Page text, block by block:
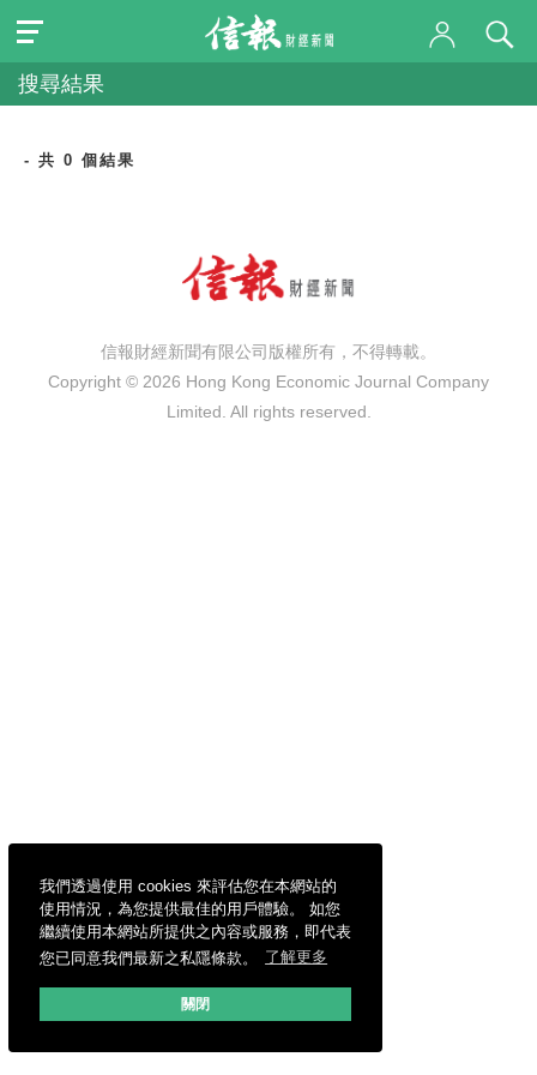
我們透過使用 cookies 來評估您在本網站的
使用情況，為您提供最佳的用戶體驗。 如您
繼續使用本網站所提供之內容或服務，即代表
您已同意我們最新之私隱條款。
了解更多
關閉
搜尋結果
- 共 0 個結果
信報財經新聞有限公司版權所有，不得轉載。
Copyright © 2026 Hong Kong Economic Journal Company
Limited. All rights reserved.